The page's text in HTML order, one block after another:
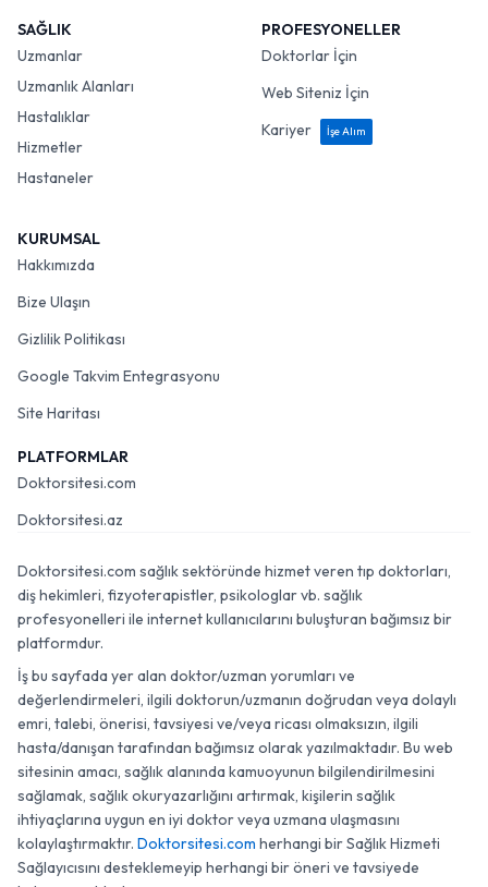
SAĞLIK
Uzmanlar
Uzmanlık Alanları
Hastalıklar
Hizmetler
Hastaneler
PROFESYONELLER
Doktorlar İçin
Web Siteniz İçin
Kariyer
İşe Alım
KURUMSAL
Hakkımızda
Bize Ulaşın
Gizlilik Politikası
Google Takvim Entegrasyonu
Site Haritası
PLATFORMLAR
Doktorsitesi.com
Doktorsitesi.az
Doktorsitesi.com sağlık sektöründe hizmet veren tıp doktorları,
diş hekimleri, fizyoterapistler, psikologlar vb. sağlık
profesyonelleri ile internet kullanıcılarını buluşturan bağımsız bir
platformdur.
İş bu sayfada yer alan doktor/uzman yorumları ve
değerlendirmeleri, ilgili doktorun/uzmanın doğrudan veya dolaylı
emri, talebi, önerisi, tavsiyesi ve/veya ricası olmaksızın, ilgili
hasta/danışan tarafından bağımsız olarak yazılmaktadır. Bu web
sitesinin amacı, sağlık alanında kamuoyunun bilgilendirilmesini
sağlamak, sağlık okuryazarlığını artırmak, kişilerin sağlık
ihtiyaçlarına uygun en iyi doktor veya uzmana ulaşmasını
kolaylaştırmaktır. Doktorsitesi.com herhangi bir Sağlık Hizmeti
Sağlayıcısını desteklemeyip herhangi bir öneri ve tavsiyede